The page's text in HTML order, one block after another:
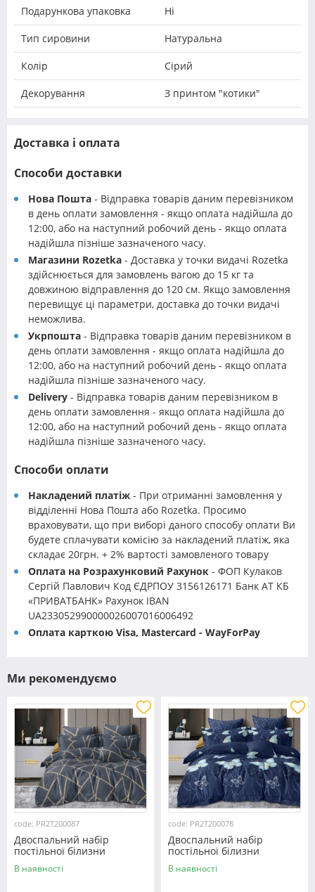
Подарункова упаковка Ні
Тип сировини Натуральна
Колір Сірий
Декорування З принтом "котики"
Доставка і оплата
Способи доставки
Нова Пошта - Відправка товарів даним перевізником
в день оплати замовлення - якщо оплата надійшла до
12:00, або на наступний робочий день - якщо оплата
надійшла пізніше зазначеного часу.
Магазини Rozetka - Доставка у точки видачі Rozetka
здійснюється для замовлень вагою до 15 кг та
довжиною відправлення до 120 см. Якщо замовлення
перевищує ці параметри, доставка до точки видачі
неможлива.
Укрпошта - Відправка товарів даним перевізником в
день оплати замовлення - якщо оплата надійшла до
12:00, або на наступний робочий день - якщо оплата
надійшла пізніше зазначеного часу.
Delivery - Відправка товарів даним перевізником в
день оплати замовлення - якщо оплата надійшла до
12:00, або на наступний робочий день - якщо оплата
надійшла пізніше зазначеного часу.
Способи оплати
Накладений платіж - При отриманні замовлення у
відділенні Нова Пошта або Rozetka. Просимо
враховувати, що при виборі даного способу оплати Ви
будете сплачувати комісію за накладений платіж, яка
складає 20грн. + 2% вартості замовленого товару
Оплата на Розрахунковий Рахунок - ФОП Кулаков
Сергій Павлович Код ЄДРПОУ 3156126171 Банк АТ КБ
«ПРИВАТБАНК» Рахунок IBAN
UA233052990000026007016006492
Оплата карткою Visa, Mastercard - WayForPay
Ми рекомендуємо
code: PR2T200087
Двоспальний набір
постільної білизни
180*220 із полікотону
№200087 Черешенька™
В наявності
code: PR2T200078
Двоспальний набір
постільної білизни
180*220 із полікотону
№200078 Черешенька™
В наявності